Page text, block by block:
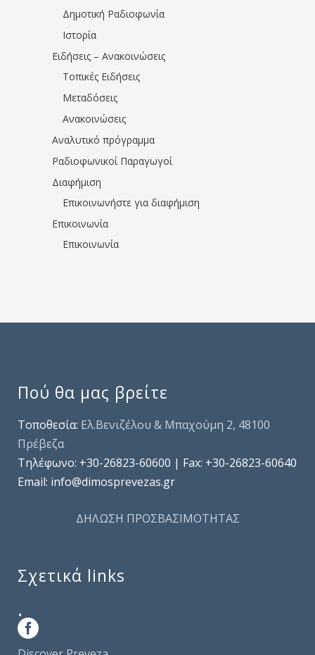
Δημοτική Ραδιοφωνία
Ιστορία
Ειδήσεις – Ανακοινώσεις
Τοπικές Ειδήσεις
Μεταδόσεις
Ανακοινώσεις
Αναλυτικό πρόγραμμα
Ραδιοφωνικοί Παραγωγοί
Διαφήμιση
Επικοινωνήστε για διαφήμιση
Επικοινωνία
Επικοινωνία
Πού θα μας βρείτε
Τοποθεσία: Ελ.Βενιζέλου & Μπαχούμη 2, 48100
Πρέβεζα
Τηλέφωνo: +30-26823-60600 | Fax: +30-26823-60640
Email: info@dimosprevezas.gr
ΔΗΛΩΣΗ ΠΡΟΣΒΑΣΙΜΟΤΗΤΑΣ
Σχετικά links
.